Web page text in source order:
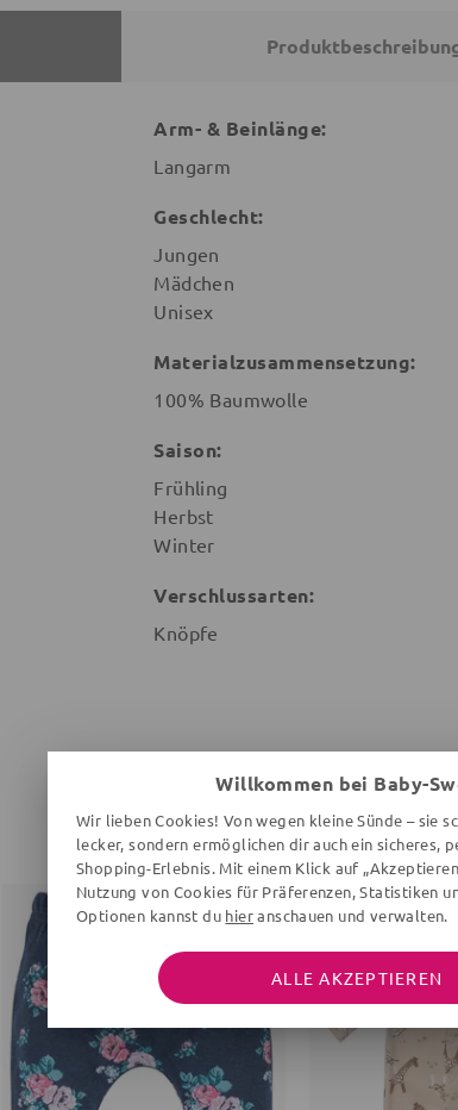
Arm- & Beinlänge:
Langarm
Geschlecht:
Jungen
Mädchen
Unisex
Materialzusammensetzung:
100% Baumwolle
Saison:
Frühling
Herbst
Winter
Verschlussarten:
Knöpfe
WEITERE ARTIKEL
Willkommen bei Baby-
Wir lieben Cookies! Von wegen kleine Sünde – sie
lecker, sondern ermöglichen dir auch ein sicheres,
Shopping-Erlebnis. Mit einem Klick auf
Nutzung von Cookies für Präferenzen, Statistiken
Optionen kannst du hieranschauen und verwalten.
ALLE AKZEPTIEREN